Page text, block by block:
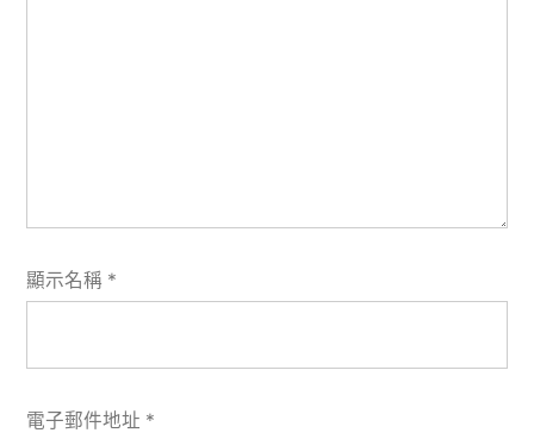
顯示名稱 *
電子郵件地址 *